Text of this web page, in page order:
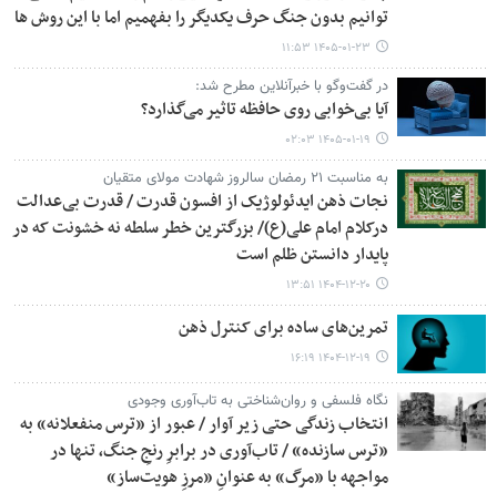
توانیم بدون جنگ حرف یکدیگر را بفهمیم اما با این روش ها
۱۴۰۵-۰۱-۲۳ ۱۱:۵۳
در گفت‌وگو با خبرآنلاین مطرح شد:
آیا بی‌خوابی روی حافظه تاثیر می‌گذارد؟
۱۴۰۵-۰۱-۱۹ ۰۲:۰۳
به مناسبت ۲۱ رمضان سالروز شهادت مولای متقیان
نجات ذهن ایدئولوژیک از افسون قدرت / قدرت بی‌عدالت
درکلام امام علی(ع)/ بزرگترین خطر سلطه نه خشونت که در
پایدار دانستن ظلم است
۱۴۰۴-۱۲-۲۰ ۱۳:۵۱
تمرین‌های ساده برای کنترل ذهن
۱۴۰۴-۱۲-۱۹ ۱۶:۱۹
نگاه فلسفی و روان‌شناختی به تاب‌آوری وجودی
انتخاب زندگی حتی زیر آوار / عبور از «ترس منفعلانه» به
«ترس سازنده» / تاب‌آوری در برابرِ رنجِ جنگ، تنها در
مواجهه با «مرگ» به عنوانِ «مرزِ هویت‌ساز»